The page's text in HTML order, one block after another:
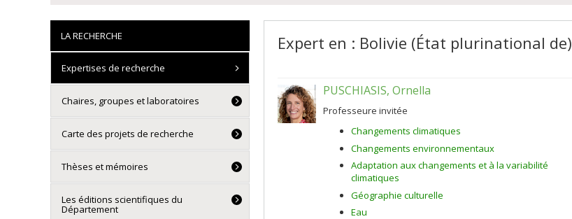
Expert en : Bolivie (État plurinational de)
PUSCHIASIS, Ornella
Professeure invitée
Changements climatiques
Changements environnementaux
Adaptation aux changements et à la variabilité
climatiques
Géographie culturelle
Eau
LA RECHERCHE
Expertises de recherche
Chaires, groupes et laboratoires
Carte des projets de recherche
Thèses et mémoires
Les éditions scientifiques du
Département